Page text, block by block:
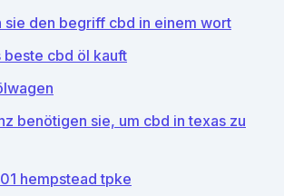
sie den begriff cbd in einem wort
beste cbd öl kauft
benötigen sie, um cbd in texas zu
hempstead tpke